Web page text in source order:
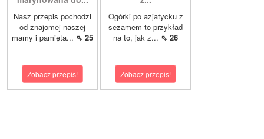
Nasz przepis pochodzi
od znajomej naszej
mamy i pamięta... ⇖ 25
Zobacz przepis!
Ogórki po azjatycku z
sezamem to przykład
na to, jak z... ⇖ 26
Zobacz przepis!